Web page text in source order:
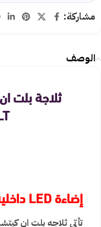
مشاركة:
الوصف
ثلاجة بلت
إضاءة LED داخلية تمنح رؤية واضحة